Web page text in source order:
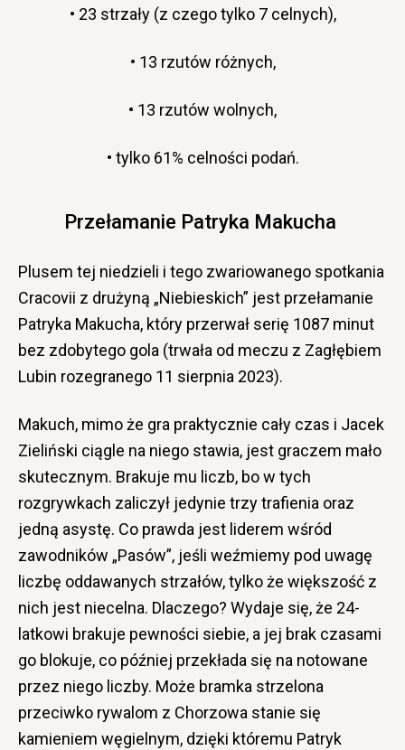
• 23 strzały (z czego tylko 7 celnych),
• 13 rzutów różnych,
• 13 rzutów wolnych,
• tylko 61% celności podań.
Przełamanie Patryka Makucha
Plusem tej niedzieli i tego zwariowanego spotkania
Cracovii z drużyną „Niebieskich” jest przełamanie
Patryka Makucha, który przerwał serię 1087 minut
bez zdobytego gola (trwała od meczu z Zagłębiem
Lubin rozegranego 11 sierpnia 2023).
Makuch, mimo że gra praktycznie cały czas i Jacek
Zieliński ciągle na niego stawia, jest graczem mało
skutecznym. Brakuje mu liczb, bo w tych
rozgrywkach zaliczył jedynie trzy trafienia oraz
jedną asystę. Co prawda jest liderem wśród
zawodników „Pasów”, jeśli weźmiemy pod uwagę
liczbę oddawanych strzałów, tylko że większość z
nich jest niecelna. Dlaczego? Wydaje się, że 24-
latkowi brakuje pewności siebie, a jej brak czasami
go blokuje, co później przekłada się na notowane
przez niego liczby. Może bramka strzelona
przeciwko rywalom z Chorzowa stanie się
kamieniem węgielnym, dzięki któremu Patryk